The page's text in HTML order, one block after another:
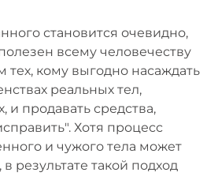
становится очевидно,
всему человечеству
кому выгодно насаждать
реальных тел,
и продавать средства,
Хотя процесс
и чужого тела может
результате такой подход